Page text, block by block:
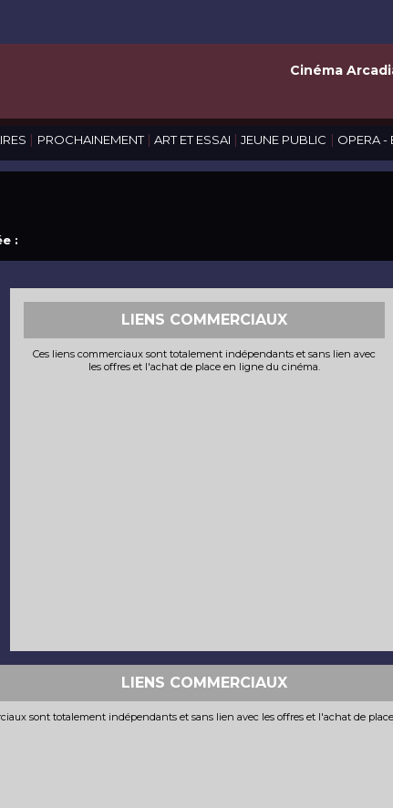
| PROCHAINEMENT | ART ET ESSAI | JEUNE PUBLIC | OPERA -
Cinéma
:
LIENS COMMERCIAUX
Ces liens commerciaux sont totalement indépendants et sans lien avec
les offres et l'achat de place en ligne du cinéma.
LIENS COMMERCIAUX
sont totalement indépendants et sans lien avec les offres et l'achat de